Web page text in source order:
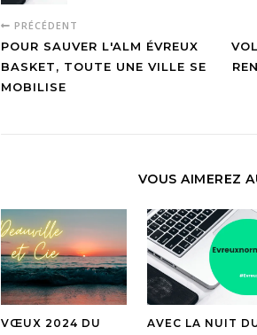
PRÉCÉDENT
POUR SAUVER L'ALM ÉVREUX
BASKET, TOUTE UNE VILLE SE
MOBILISE
VOUS AIMEREZ
VŒUX 2024 DU
AVEC LA NUIT